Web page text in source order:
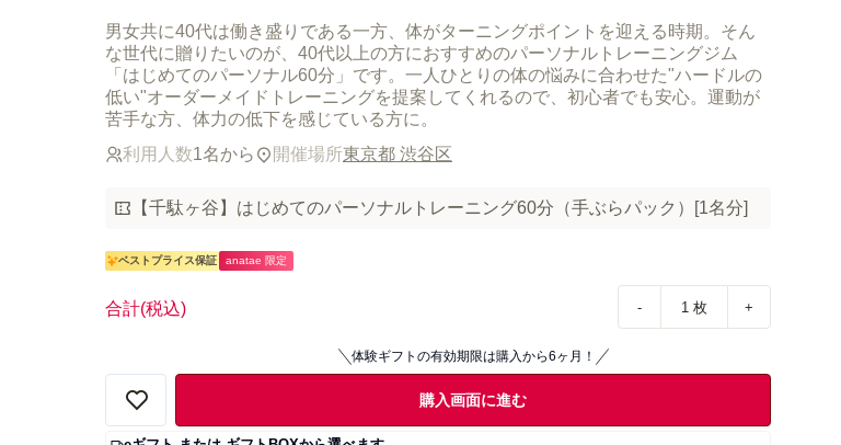
男女共に40代は働き盛りである一方、体がターニングポイントを迎える時期。そん
な世代に贈りたいのが、40代以上の方におすすめのパーソナルトレーニングジム
「はじめてのパーソナル60分」です。一人ひとりの体の悩みに合わせた"ハードルの
低い"オーダーメイドトレーニングを提案してくれるので、初心者でも安心。運動が
苦手な方、体力の低下を感じている方に。
利用人数1名から 開催場所東京都 渋谷区
【千駄ヶ谷】はじめてのパーソナルトレーニング60分（手ぶらパック）[1名分]
ベストプライス保証 anatae 限定
合計(税込) - 1 枚 +
体験ギフトの有効期限は購入から6ヶ月！
購入画面に進む